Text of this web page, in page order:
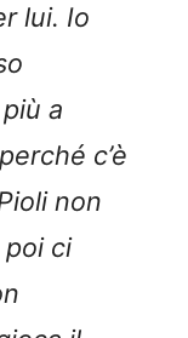
lui. Io
a
c’è
non
poi ci